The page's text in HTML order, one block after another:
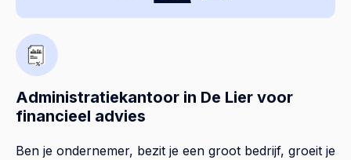
Administratiekantoor in De Lier voor
financieel advies
Ben je ondernemer, bezit je een groot bedrijf, groeit je